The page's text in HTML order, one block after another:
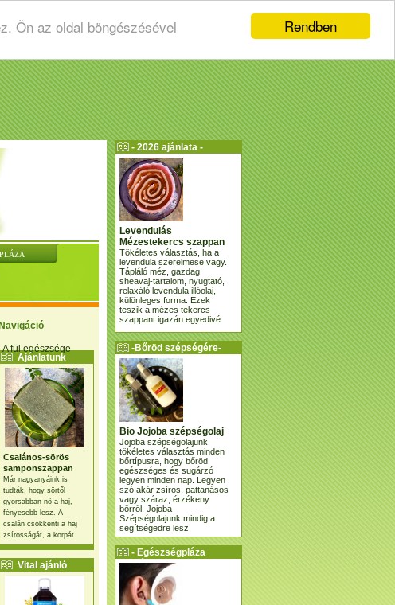
Rendben
Ön az oldal böngészésével
Navigáció
A fül egészsége
Ajánlatunk
Csalános-sörös
samponszappan
Már nagyanyáink is
tudták, hogy sörtől
gyorsabban nő a haj,
fényesebb lesz. A
csalán csökkenti a haj
zsírosságát, a korpát.
Vital ajánló
- 2026 ajánlata -
Levendulás
Mézestekercs szappan
Tökéletes választás, ha a
levendula szerelmese vagy.
Tápláló méz, gazdag
sheavaj-tartalom, nyugtató,
relaxáló levendula illóolaj,
különleges forma. Ezek
teszik a mézes tekercs
szappant igazán egyedivé.
-Bőröd szépségére-
Bio Jojoba szépségolaj
Jojoba szépségolajunk
tökéletes választás minden
bőrtípusra, hogy bőröd
egészséges és sugárzó
legyen minden nap. Legyen
szó akár zsíros, pattanásos
vagy száraz, érzékeny
bőrről, Jojoba
Szépségolajunk mindig a
segítségedre lesz.
- Egészségpláza
ajánlatunk -